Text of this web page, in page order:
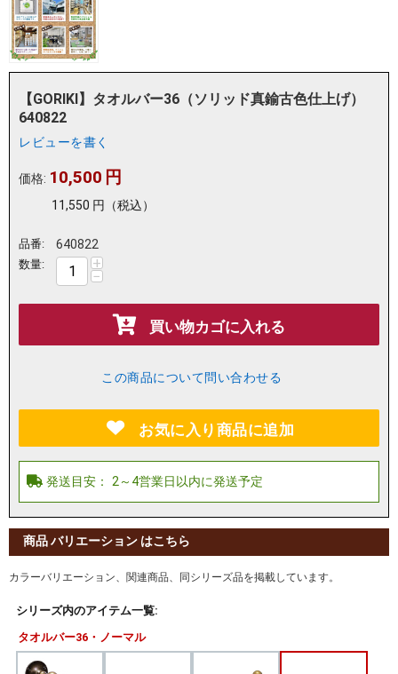
【GORIKI】タオルバー36（ソリッド真鍮古色仕上げ）
640822
レビューを書く
価格: 10,500 円
11,550 円 （税込）
品番: 640822
数量: +
−
買い物カゴに入れる
この商品について問い合わせる
お気に入り商品に追加
商品 バリエーション はこちら
カラーバリエーション、関連商品、同シリーズ品を掲載しています。
シリーズ内のアイテム一覧:
タオルバー36・ノーマル